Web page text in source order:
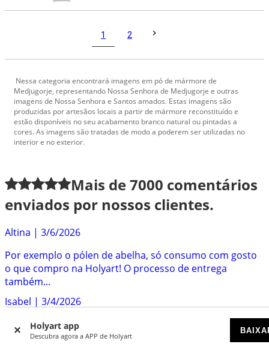
Holyart app
Descubra agora a APP de Holyart
1 2
Nessa categoria encontrará imagens em pó de mármore de
Medjugorje, representando Nossa Senhora de Medjugorje e outras
imagens de Nossa Senhora e Santos amados. Estas imagens são
produzidas por artesãos locais a partir de mármore reconstituído e
estão disponíveis no seu acabamento branco natural ou pintadas a
cores. As imagens são tratadas de modo a poderem ser utilizadas no
interior e no exterior.
Mais de7000 comentários
enviados por nossos clientes.
Altina | 3/6/2026
Por exemplo o pólen de abelha, só consumo com gosto
o que compro na Holyart! O processo de entrega
também...
Isabel | 3/4/2026
Muito eficazes, rápidos e simpáticos. Têm objectos
litúrgicos muito bonitos e dignos. E têm as compotas...